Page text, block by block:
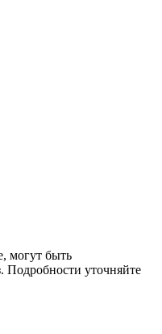
могут быть
Подробности уточняйте